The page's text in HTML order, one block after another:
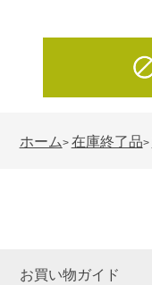
ホーム> 在庫終了品>
お買い物ガイド